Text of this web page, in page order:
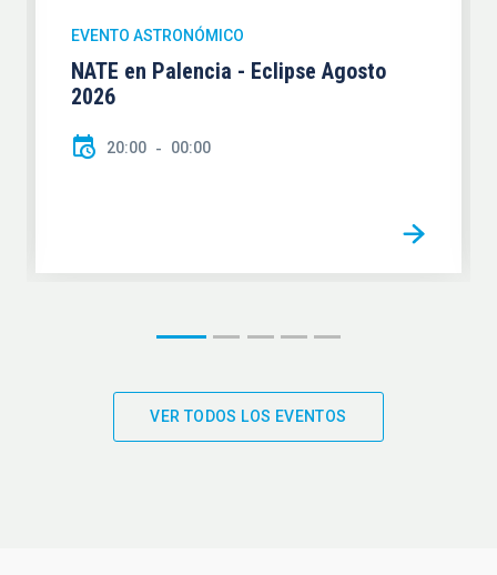
EVENTO ASTRONÓMICO
NATE en Palencia - Eclipse Agosto
2026
20:00 00:00
VER TODOS LOS EVENTOS